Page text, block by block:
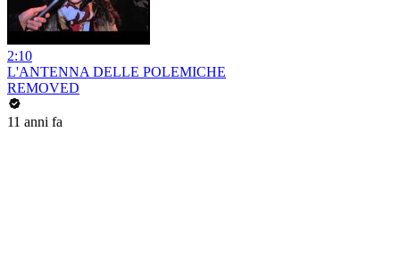
2:10
L'ANTENNA DELLE POLEMICHE
REMOVED
11 anni fa